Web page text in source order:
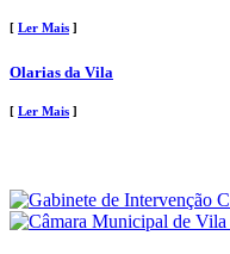
[ Ler Mais ]
Olarias da Vila
[ Ler Mais ]